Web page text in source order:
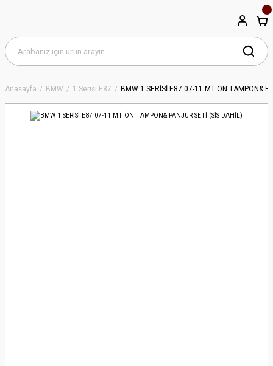
Anasayfa BMW 1 Serisi E87 BMW 1 SERİSİ E87 07-11 MT ÖN TAMPON&